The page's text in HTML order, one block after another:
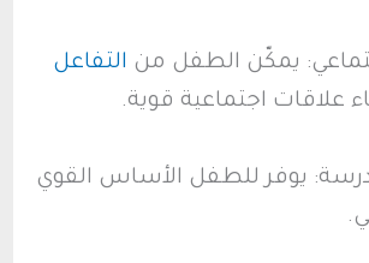
التفاعل
علاقات اجتماعية قوية.
يوفر للطفل الأساس القوي